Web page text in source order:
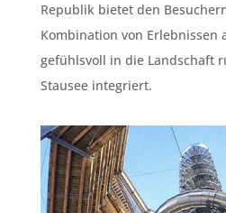
Republik bietet den
Kombination von Erlebnissen
gefühlsvoll in die Landschaft
Stausee integriert.